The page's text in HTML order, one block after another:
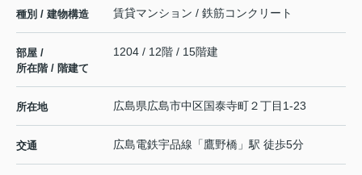
種別 / 建物構造 賃貸マンション / 鉄筋コンクリート
部屋 /
所在階 / 階建て
1204 / 12階 / 15階建
所在地 広島県広島市中区国泰寺町２丁目1-23
交通 広島電鉄宇品線 「鷹野橋 」駅 徒歩5分